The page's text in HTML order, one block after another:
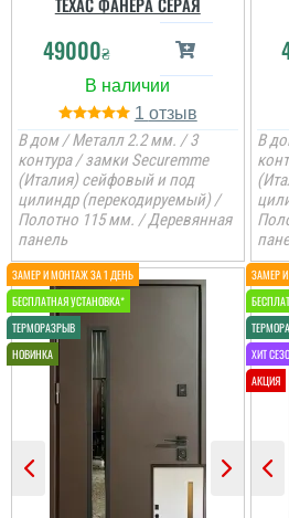
Устанавливали дверь в
подъезде после пожара.
Все отлично! от замеров
49000₴
1
В дом / Металл 2.2 мм. / 3
контура / замки Securemme
(Италия) сейфовый и под
цилиндр (перекодируемый) /
Полотно 115 мм. / Деревянная
панель
В